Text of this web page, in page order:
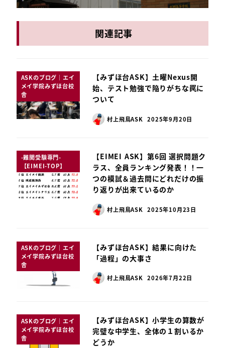
関連記事
ASKのブログ｜エイ
メイ学院みずほ台校
舎
【みずほ台ASK】土曜Nexus開
始、テスト勉強で陥りがちな罠に
ついて
村上飛鳥ASK 2025年9月20日
-難関受験専門-
【EIMEI-TOP】
【EIMEI ASK】第6回 選択問題ク
ラス、全員ランキング発表！！一
つの模試＆過去問にどれだけの振
り返りが出来ているのか
村上飛鳥ASK 2025年10月23日
ASKのブログ｜エイ
メイ学院みずほ台校
舎
【みずほ台ASK】結果に向けた
「過程」の大事さ
村上飛鳥ASK 2026年7月22日
ASKのブログ｜エイ
メイ学院みずほ台校
舎
【みずほ台ASK】小学生の算数が
完璧な中学生、全体の１割いるか
どうか